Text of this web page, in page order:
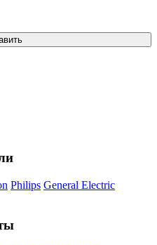
Philips General Electric